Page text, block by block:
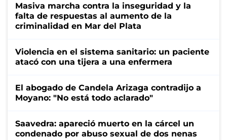
Masiva marcha contra la inseguridad y la
falta de respuestas al aumento de la
criminalidad en Mar del Plata
Violencia en el sistema sanitario: un paciente
atacó con una tijera a una enfermera
El abogado de Candela Arizaga contradijo a
Moyano: "No está todo aclarado"
Saavedra: apareció muerto en la cárcel un
condenado por abuso sexual de dos nenas